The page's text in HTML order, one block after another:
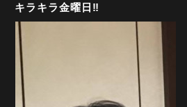
キラキラ金曜日‼️